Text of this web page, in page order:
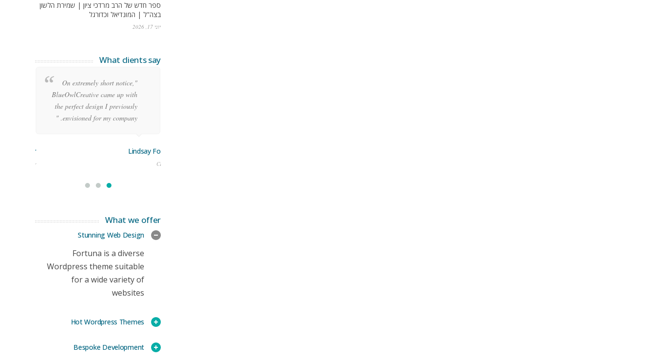
ספר חדש של הרב מרדכי ציון | שמירת הלשון
בצה"ל | המונדיאל וכדורגל
יוני 17, 2026
What clients say
"On extremely short notice,
BlueOwlCreative came up with
the perfect design I previously
envisioned for my company. "
Lindsay Ford
CEO
Stoner
Manager
What we offer
Stunning Web Design
Fortuna is a diverse
Wordpress theme suitable
for a wide variety of
websites
Hot Wordpress Themes
Bespoke Development